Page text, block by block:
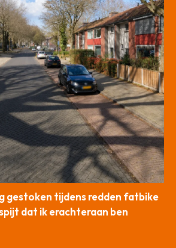
gestoken tijdens redden fatbike
dat ik erachteraan ben